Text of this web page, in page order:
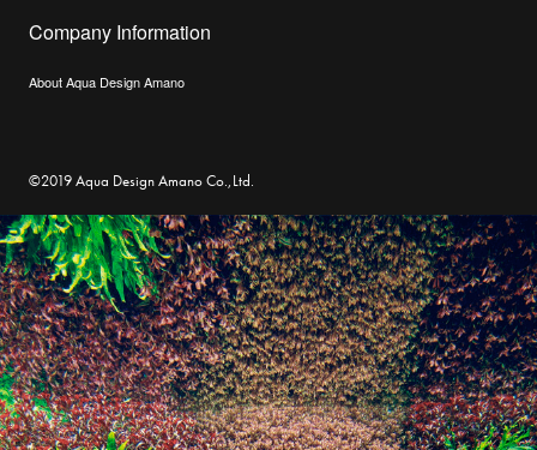
Company Information
About Aqua Design Amano
©2019 Aqua Design Amano Co.,Ltd.